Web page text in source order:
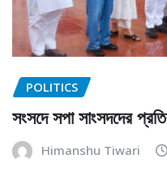
POLITICS
সংসদে সপা সাংসদদের
Himanshu Tiwari